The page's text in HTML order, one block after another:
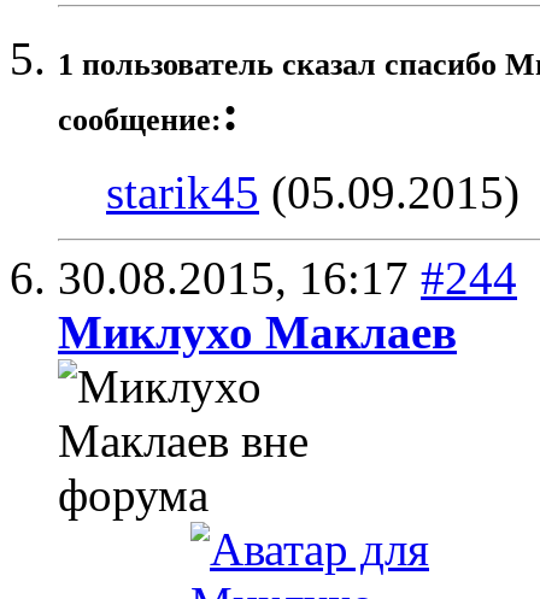
1 пользователь сказал cпасибо
сообщение::
starik45 (05.09.2015)
30.08.2015, 16:17 #244
Миклухо Маклаев